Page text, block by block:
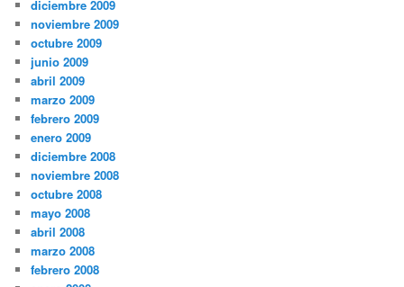
diciembre 2009
noviembre 2009
octubre 2009
junio 2009
abril 2009
marzo 2009
febrero 2009
enero 2009
diciembre 2008
noviembre 2008
octubre 2008
mayo 2008
abril 2008
marzo 2008
febrero 2008